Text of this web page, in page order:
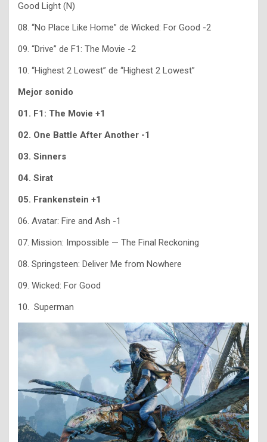
Good Light (N)
08. “No Place Like Home” de Wicked: For Good -2
09. “Drive” de F1: The Movie -2
10. “Highest 2 Lowest” de “Highest 2 Lowest”
Mejor sonido
01. F1: The Movie +1
02. One Battle After Another -1
03. Sinners
04. Sirat
05. Frankenstein +1
06. Avatar: Fire and Ash -1
07. Mission: Impossible — The Final Reckoning
08. Springsteen: Deliver Me from Nowhere
09. Wicked: For Good
10. Superman